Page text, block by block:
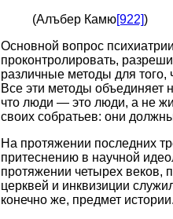
(Алъбер Камю[922])
Основной вопрос
проконтролировать,
различные методы для
Все эти методы
что люди — это люди, а не
своих собратьев: они
На протяжении последних
притеснению в научной
протяжении четырех веков,
церквей и инквизиции
конечно же, предмет истории.